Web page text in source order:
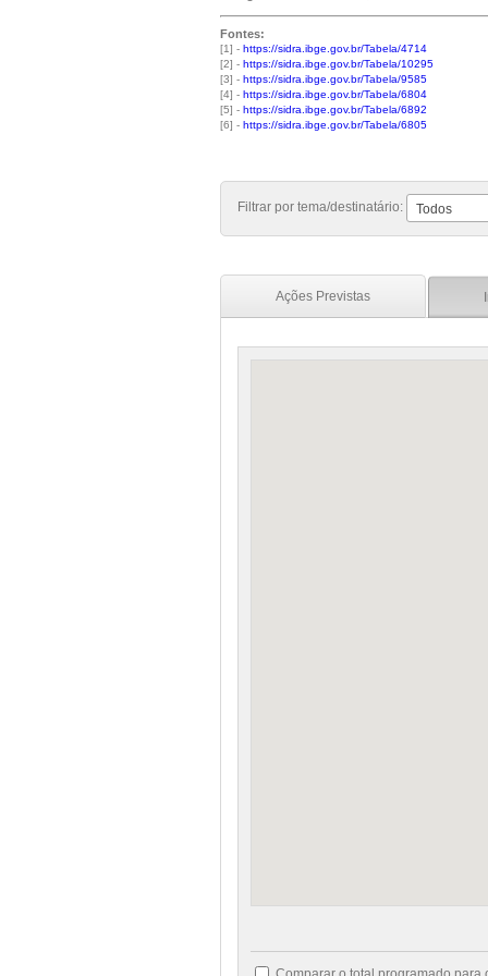
Fontes:
[1] - https://sidra.ibge.gov.br/Tabela/4714
[2] - https://sidra.ibge.gov.br/Tabela/10295
[3] - https://sidra.ibge.gov.br/Tabela/9585
[4] - https://sidra.ibge.gov.br/Tabela/6804
[5] - https://sidra.ibge.gov.br/Tabela/6892
[6] - https://sidra.ibge.gov.br/Tabela/6805
Filtrar por tema/destinatário: Todos
Ações Previstas